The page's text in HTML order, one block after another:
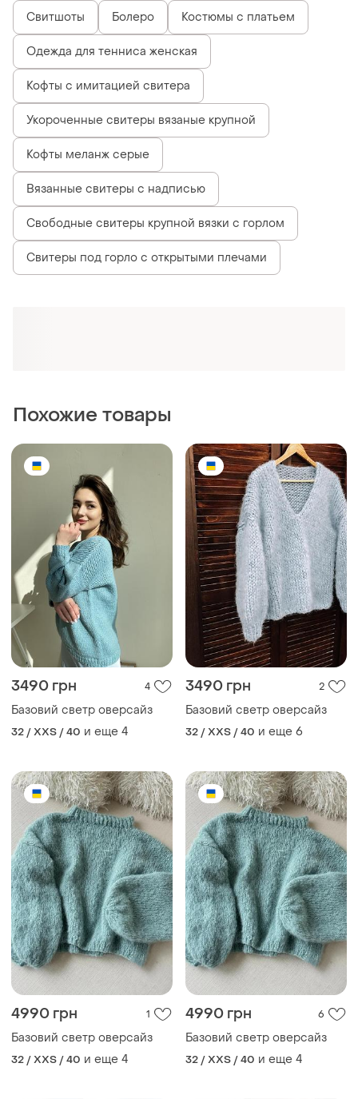
Свитшоты Болеро Костюмы с платьем
Одежда для тенниса женская
Кофты с имитацией свитера
Укороченные свитеры вязаные крупной
Кофты меланж серые
Вязанные свитеры с надписью
Свободные свитеры крупной вязки с горлом
Свитеры под горло с открытыми плечами
Похожие товары
3490 грн 4
Базовий светр оверсайз
32 / XXS / 40 и еще 4
3490 грн 2
Базовий светр оверсайз
32 / XXS / 40 и еще 6
4990 грн 1
Базовий светр оверсайз
32 / XXS / 40 и еще 4
4990 грн 6
Базовий светр оверсайз
32 / XXS / 40 и еще 4